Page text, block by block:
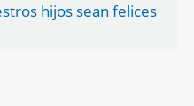
hijos sean felices